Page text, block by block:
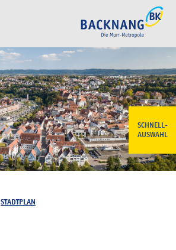
SCHNELL-
AUSWAHL
STADTPLAN